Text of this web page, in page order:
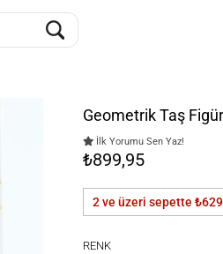
Geometrik Taş
İlk Yorumu Sen Yaz!
₺899,95
2 ve üzeri sepette
RENK